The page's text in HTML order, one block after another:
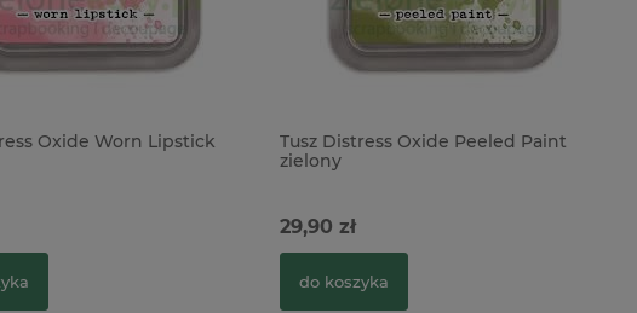
Oxide Worn Lipstick
Tusz Distress Oxide Peeled Paint
zielony
29,90 zł
do koszyka